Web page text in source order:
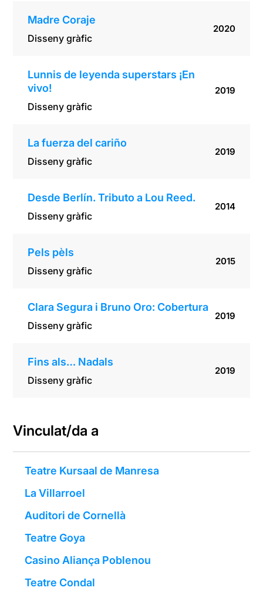
Madre Coraje
Disseny gràfic
2020
Lunnis de leyenda superstars ¡En
vivo!
Disseny gràfic
2019
La fuerza del cariño
Disseny gràfic
2019
Desde Berlín. Tributo a Lou Reed.
Disseny gràfic
2014
Pels pèls
Disseny gràfic
2015
Clara Segura i Bruno Oro: Cobertura
Disseny gràfic
2019
Fins als… Nadals
Disseny gràfic
2019
Vinculat/da a
Teatre Kursaal de Manresa
La Villarroel
Auditori de Cornellà
Teatre Goya
Casino Aliança Poblenou
Teatre Condal